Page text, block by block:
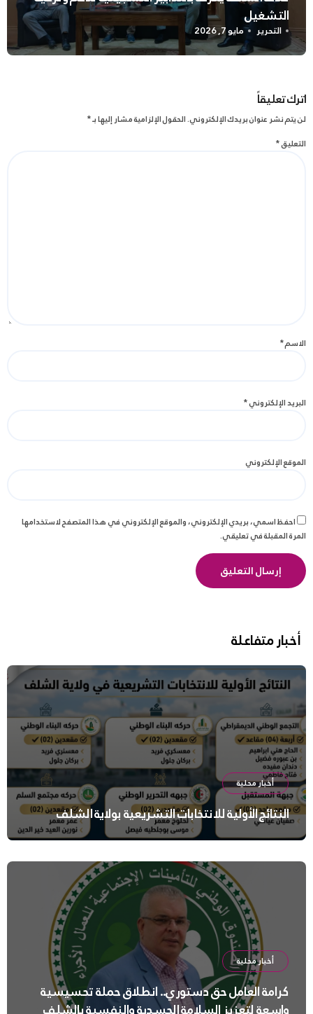
التشغيل
التحرير مايو 7, 2026
اترك تعليقاً
لن يتم نشر عنوان بريدك الإلكتروني.الحقول الإلزامية مشار إليها بـ*
التعليق*
الاسم*
البريد الإلكتروني*
الموقع الإلكتروني
احفظ اسمي، بريدي الإلكتروني، والموقع الإلكتروني في هذا المتصفح لاستخدامها
المرة المقبلة في تعليقي.
أخبار متفاعلة
أخبار محلية
النتائج الأولية للانتخابات التشريعية بولاية الشلف
أخبار محلية
كرامة العامل حق دستوري.. انطلاق حملة تحسيسية
واسعة لتعزيز السلامة الجسدية والنفسية بالشلف